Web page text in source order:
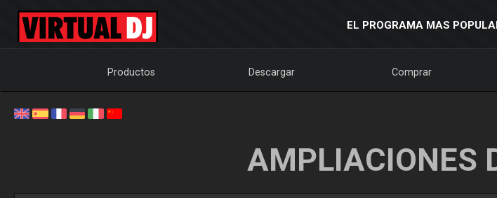
EL PROGRAMA MAS
Productos Descargar Comprar
AMPLIACIONES